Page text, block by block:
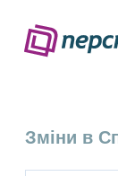
Зміни в